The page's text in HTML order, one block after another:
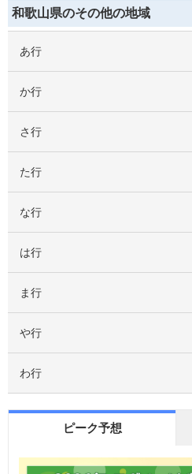
和歌山県のその他の地域
あ行
か行
さ行
た行
な行
は行
ま行
や行
わ行
ピーク予想